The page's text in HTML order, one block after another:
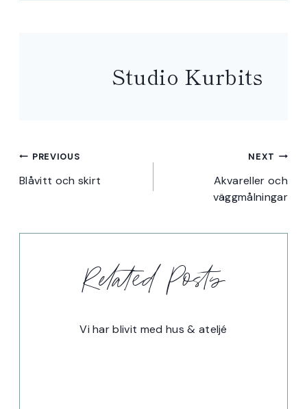
Studio Kurbits
Inläggsnavigering
PREVIOUS
Blåvitt och skirt
NEXT
Akvareller och
väggmålningar
Related Posts
Vi har blivit med hus & ateljé